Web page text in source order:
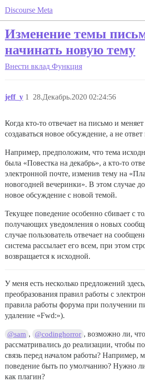
Discourse Meta
Изменение темы
начинать новую тему
Внести вклад Функция
jeff_y 28.Декабрь.2020 02:24:56
1
Когда кто-то отвечает на письмо и
создаваться новое обсуждение, а не
Например, предположим, что тема
была «Повестка на декабрь», а кто-то
электронной почте, изменив тему на
новогодней вечеринки». В этом случае
новое обсуждение с новой темой.
Текущее поведение особенно сбивает с
получающих уведомления о новых
случае пользователь отвечает на
система рассылает его всем, при этом
возвращается к исходной.
У меня есть несколько предложений
преобразования правил работы с
правила работы форума при получении
удаление «Fwd:»).
@sam , @codinghorror , возможно ли,
рассматривались до реализации, чтобы
связь перед началом работы? Например,
поведение быть по умолчанию? Нужно ли
как плагин?